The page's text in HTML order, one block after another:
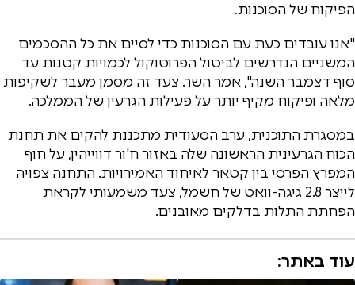
הפיקוח של הסוכנות.
"אנו עובדים כעת עם הסוכנות כדי לסיים את כל ההסכמים
המשניים הנדרשים לביטול הפרוטוקול לכמויות קטנות עד
סוף דצמבר השנה", אמר השר. צעד זה מסמן מעבר לשקיפות
מלאה ופיקוח מקיף יותר על פעילות הגרעין של הממלכה.
במסגרת התוכנית, ערב הסעודית מתכננת להקים את תחנת
הכוח הגרעינית הראשונה שלה באזור ח'ור דווייהין, על חוף
המפרץ הפרסי בין קטאר לאיחוד האמירויות. התחנה צפויה
לייצר 2.8 גיגה-וואט של חשמל, צעד משמעותי לקראת
הפחתת התלות בדלקים מאובנים.
עוד באתר: